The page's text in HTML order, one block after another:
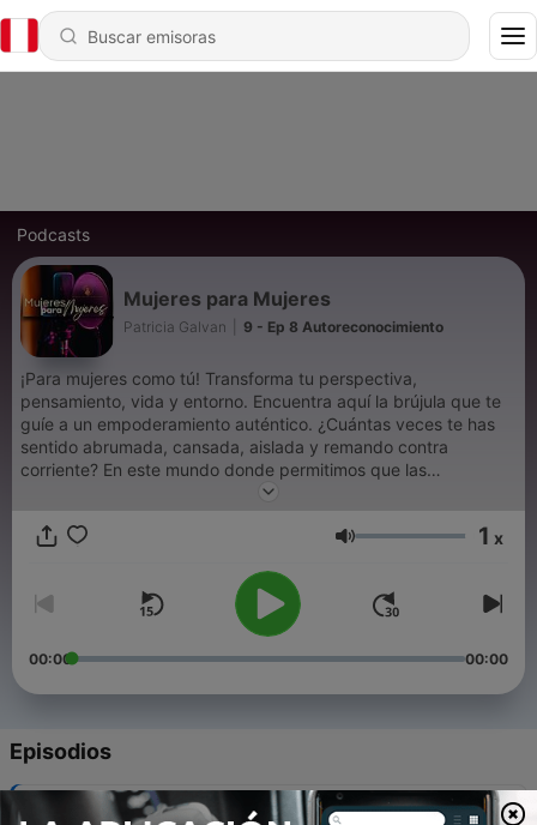
Podcasts
Mujeres para Mujeres
Patricia Galvan 9 - Ep 8 Autoreconocimiento
¡Para mujeres como tú! Transforma tu perspectiva,
pensamiento, vida y entorno. Encuentra aquí la brújula que te
guíe a un empoderamiento auténtico. ¿Cuántas veces te has
sentido abrumada, cansada, aislada y remando contra
corriente? En este mundo donde permitimos que las
diferencias y semejanzas nos definan por expectativas de
eres para vivir tu propio propósito con sabiduría y plenitud.
Volumen 1 x
00:00 00:00
Episodios
9 Ep 8 Autoreconocimiento